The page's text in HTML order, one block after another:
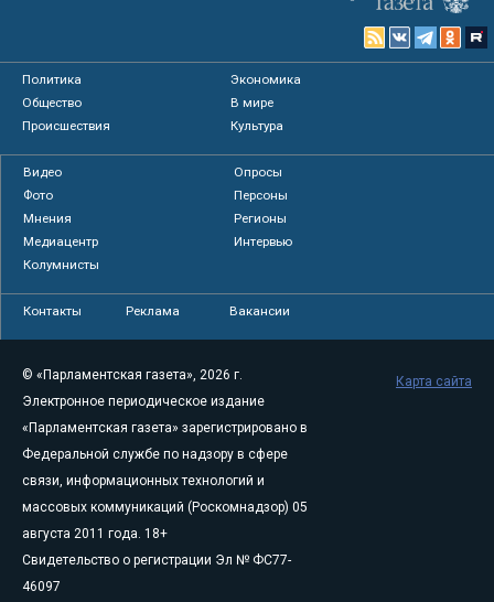
Политика
Экономика
Общество
В мире
Происшествия
Культура
Видео
Опросы
Фото
Персоны
Мнения
Регионы
Медиацентр
Интервью
Колумнисты
Контакты Реклама Вакансии
© «Парламентская газета», 2026 г.
Электронное периодическое издание
«Парламентская газета» зарегистрировано в
Федеральной службе по надзору в сфере
связи, информационных технологий и
массовых коммуникаций (Роскомнадзор) 05
августа 2011 года. 18+
Свидетельство о регистрации Эл № ФС77-
46097
Карта сайта